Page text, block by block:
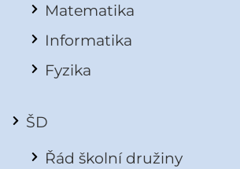
Matematika
Informatika
Fyzika
ŠD
Řád školní družiny